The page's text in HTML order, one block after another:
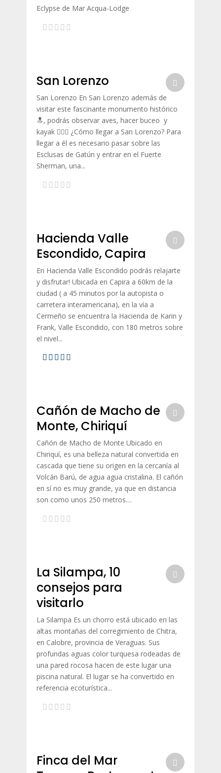
Eclypse de Mar Acqua-Lodge
San Lorenzo
San Lorenzo En San Lorenzo además de
visitar este fascinante monumento histórico
🔝, podrás observar aves, hacer buceo y
kayak 🚣🏾‍♀️ ¿Cómo llegar a San Lorenzo? Para
llegar a él es necesario pasar sobre las
Esclusas de Gatún y entrar en el Fuerte
Sherman, una...
Hacienda Valle
Escondido, Capira
En Hacienda Valle Escondido podrás relajarte
y disfrutar! Ubicada en Capira a 60km de la
ciudad ( a 45 minutos por la autopista o
carretera interamericana), en la vía a
Cermeño se encuentra la Hacienda de Karin y
Frank, Valle Escondido, con 180 metros sobre
el nivel...
Cañón de Macho de
Monte, Chiriquí
Cañón de Macho de Monte Ubicado en
Chiriquí, es una belleza natural convertida en
cascada que tiene su origen en la cercanía al
Volcán Barú, de agua agua cristalina. El cañón
en sí no es muy grande, ya que en distancia
son como unos 250 metros....
La Silampa, 10
consejos para
visitarlo
La Silampa Es un chorro está ubicado en las
altas montañas del corregimiento de Chitra,
en Calobre, provincia de Veraguas. Sus
profundas aguas color turquesa rodeadas de
una pared rocosa hacen de este lugar una
piscina natural. El lugar se ha convertido en
referencia ecoturística...
Finca del Mar